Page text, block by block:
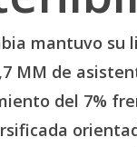
mantuvo
MM de
del 7%